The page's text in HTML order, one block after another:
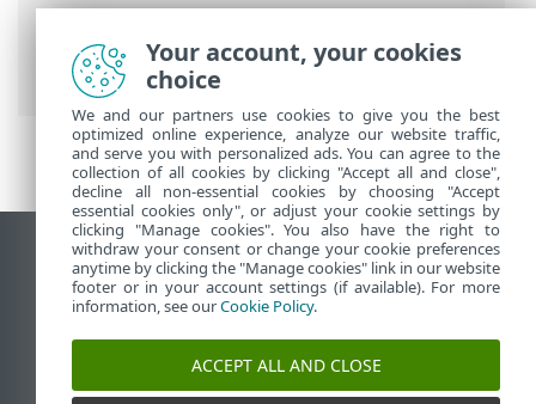
Aide en ligne d'ESET>ESET Endpoint
Security >Utilisation de ESET Endpoint
Security > Analyser
Afficher le site pour ordinateur de bureau
End of Life
Base de connaissances ESET
Forum ESET
ESET Status Portal
Your account, your cookies
choice
We and our partners use cookies to give you the best
optimized online experience, analyze our website traffic,
and serve you with personalized ads. You can agree to the
collection of all cookies by clicking "Accept all and close",
decline all non-essential cookies by choosing "Accept
essential cookies only", or adjust your cookie settings by
clicking "Manage cookies". You also have the right to
withdraw your consent or change your cookie preferences
anytime by clicking the "Manage cookies" link in our website
footer or in your account settings (if available). For more
information, see ourCookie Policy.
ACCEPT ALL AND CLOSE